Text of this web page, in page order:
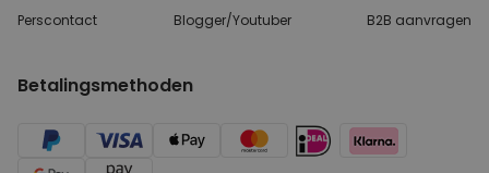
Perscontact Blogger/Youtuber B2B aanvragen
Betalingsmethoden